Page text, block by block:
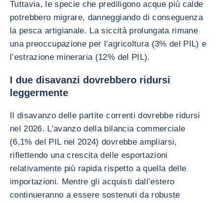
Tuttavia, le specie che prediligono acque più calde
potrebbero migrare, danneggiando di conseguenza
la pesca artigianale. La siccità prolungata rimane
una preoccupazione per l’agricoltura (3% del PIL) e
l’estrazione mineraria (12% del PIL).
I due disavanzi dovrebbero ridursi
leggermente
Il disavanzo delle partite correnti dovrebbe ridursi
nel 2026. L’avanzo della bilancia commerciale
(6,1% del PIL nel 2024) dovrebbe ampliarsi,
riflettendo una crescita delle esportazioni
relativamente più rapida rispetto a quella delle
importazioni. Mentre gli acquisti dall’estero
continueranno a essere sostenuti da robuste